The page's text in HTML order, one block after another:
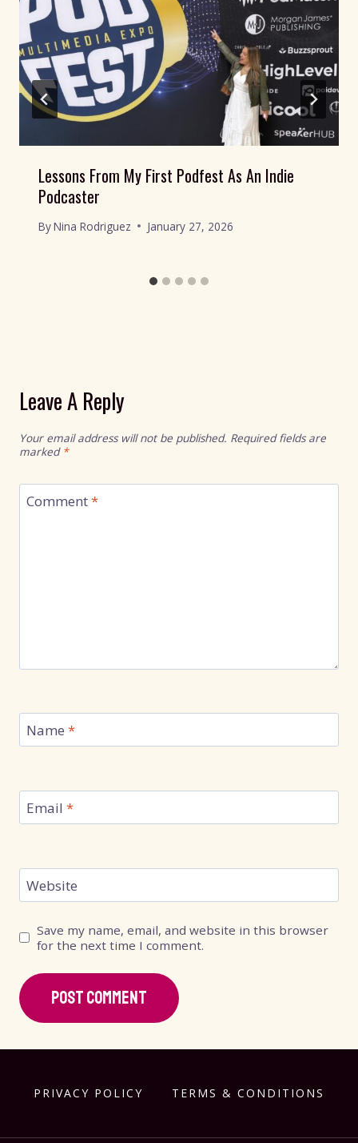
Lessons From My First Podfest As An Indie
Podcaster
ByNina Rodriguez January 27, 2026
Leave A Reply
Your email address will not be published. Required fields are
marked *
Comment*
Name *
Email *
Website
Save my name, email, and website in this browser
for the next time I comment.
PRIVACY POLICY TERMS & CONDITIONS